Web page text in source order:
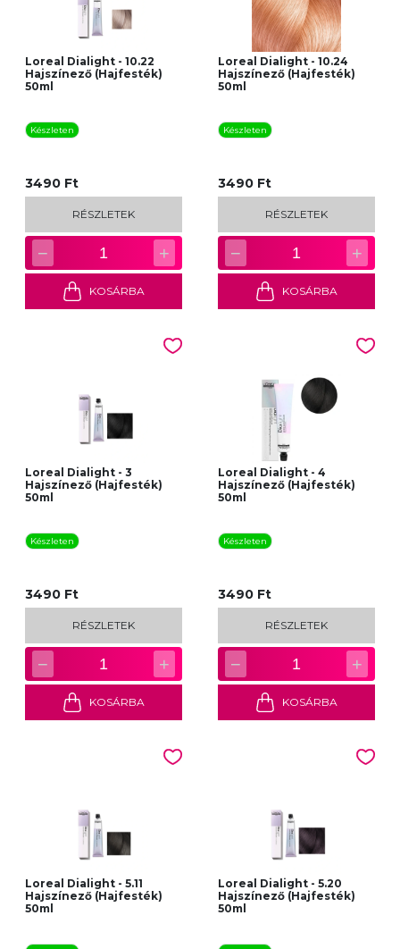
Loreal Dialight - 10.22
Hajszínező (Hajfesték)
50ml
Készleten
3490 Ft
RÉSZLETEK
− 1 +
KOSÁRBA
Loreal Dialight - 10.24
Hajszínező (Hajfesték)
50ml
Készleten
3490 Ft
RÉSZLETEK
− 1 +
KOSÁRBA
Loreal Dialight - 3
Hajszínező (Hajfesték)
50ml
Készleten
3490 Ft
RÉSZLETEK
− 1 +
KOSÁRBA
Loreal Dialight - 4
Hajszínező (Hajfesték)
50ml
Készleten
3490 Ft
RÉSZLETEK
− 1 +
KOSÁRBA
Loreal Dialight - 5.11
Hajszínező (Hajfesték)
50ml
Loreal Dialight - 5.20
Hajszínező (Hajfesték)
50ml